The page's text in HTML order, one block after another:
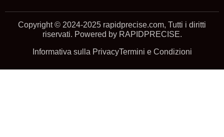
Copyright © 2024-2025 rapidprecise.com, Tutti i diritti
riservati. Powered by RAPIDPRECISE.
Informativa sulla PrivacyTermini e Condizioni